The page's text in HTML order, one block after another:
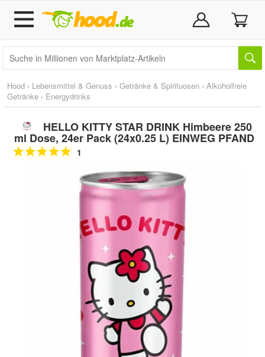
Hood › Lebensmittel & Genuss › Getränke & Spirituosen › Alkoholfreie
Getränke › Energydrinks
HELLO KITTY STAR DRINK Himbeere 250
ml Dose, 24er Pack (24x0.25 L) EINWEG PFAND
1